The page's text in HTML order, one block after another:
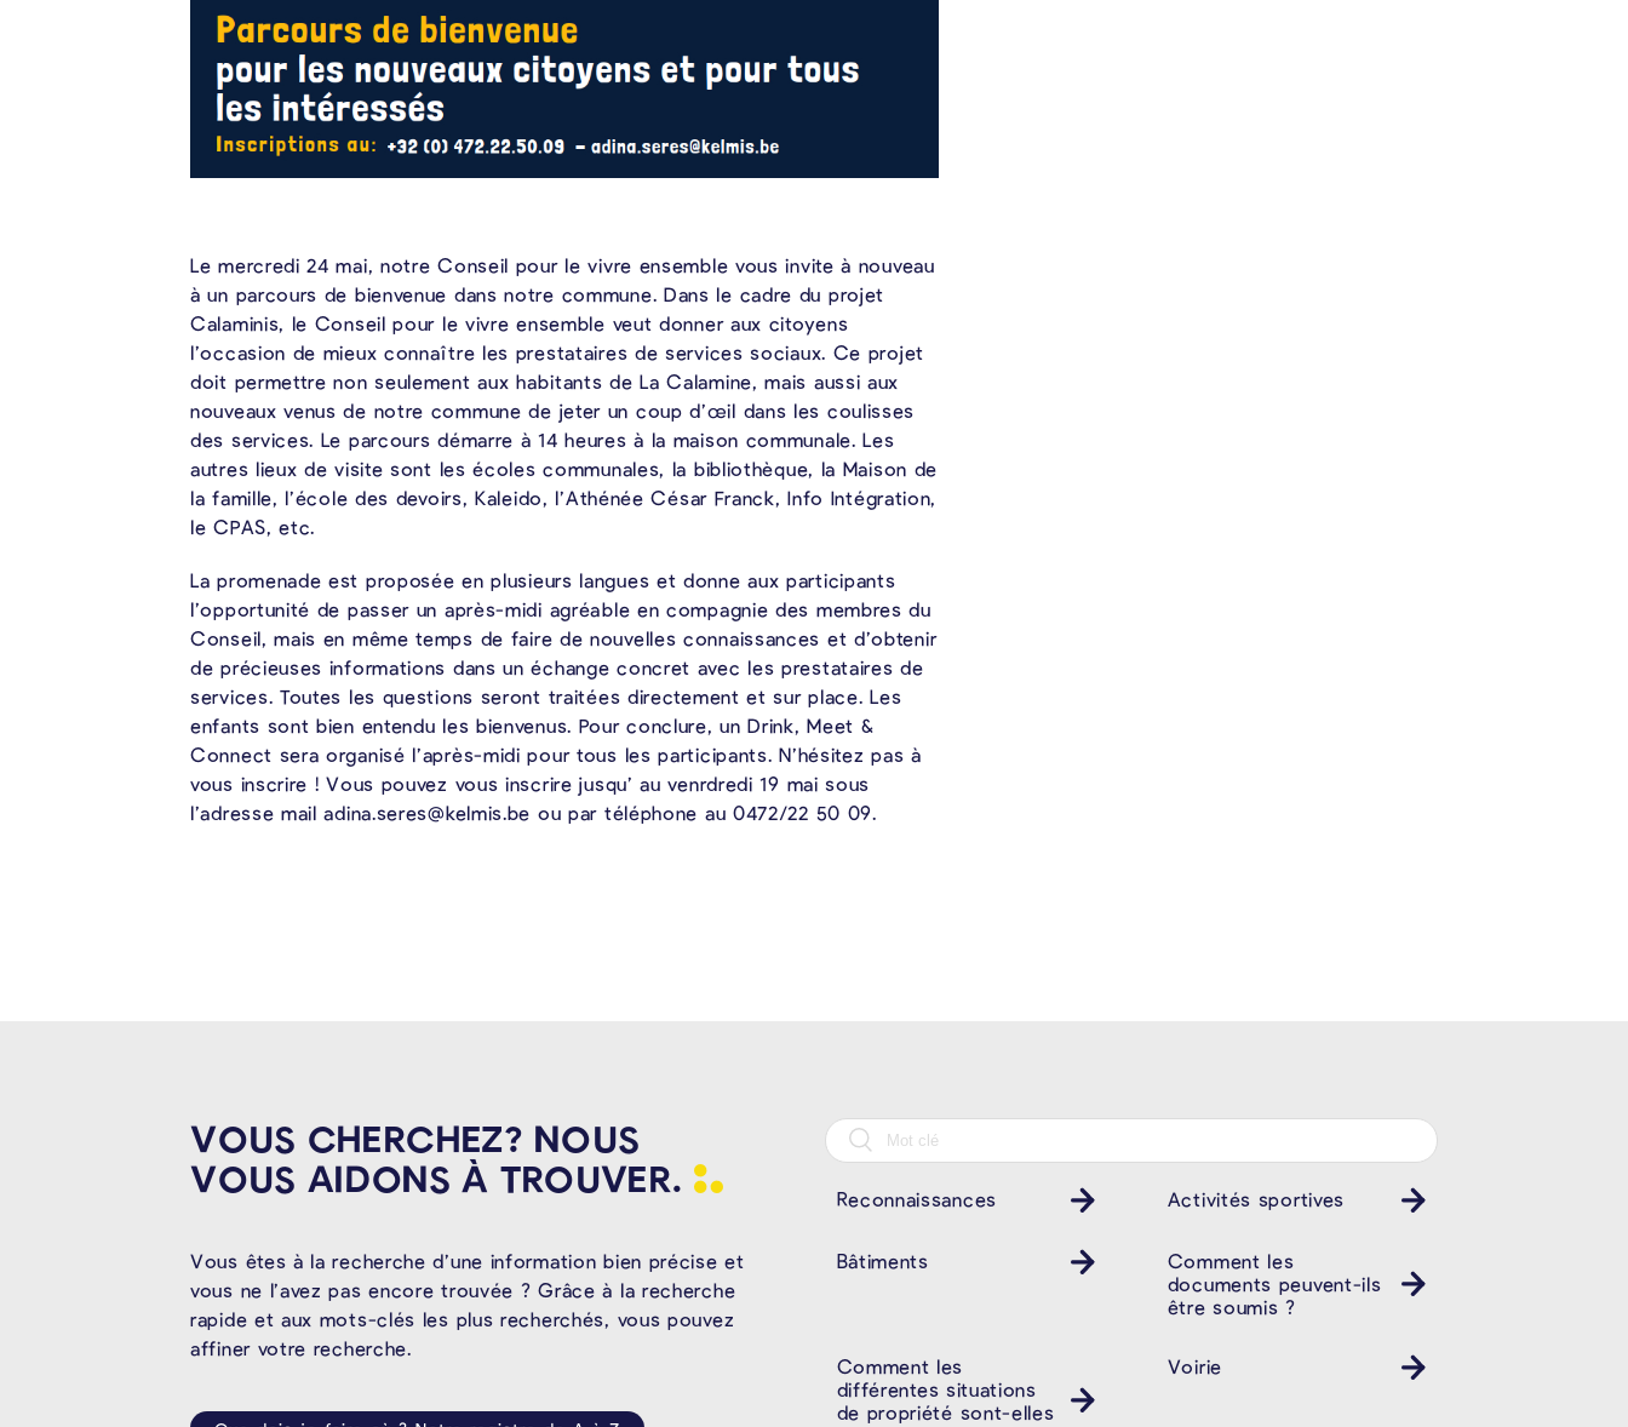
Le mercredi 24 mai, notre Conseil pour le vivre ensemble vous invite à nouveau
à un parcours de bienvenue dans notre commune. Dans le cadre du projet
Calaminis, le Conseil pour le vivre ensemble veut donner aux citoyens
l’occasion de mieux connaître les prestataires de services sociaux. Ce projet
doit permettre non seulement aux habitants de La Calamine, mais aussi aux
nouveaux venus de notre commune de jeter un coup d’œil dans les coulisses
des services. Le parcours démarre à 14 heures à la maison communale. Les
autres lieux de visite sont les écoles communales, la bibliothèque, la Maison de
la famille, l’école des devoirs, Kaleido, l’Athénée César Franck, Info Intégration,
le CPAS, etc.
La promenade est proposée en plusieurs langues et donne aux participants
l’opportunité de passer un après-midi agréable en compagnie des membres du
Conseil, mais en même temps de faire de nouvelles connaissances et d’obtenir
de précieuses informations dans un échange concret avec les prestataires de
services. Toutes les questions seront traitées directement et sur place. Les
enfants sont bien entendu les bienvenus. Pour conclure, un Drink, Meet &
Connect sera organisé l’après-midi pour tous les participants. N’hésitez pas à
vous inscrire ! Vous pouvez vous inscrire jusqu’ au venrdredi 19 mai sous
l’adresse mail adina.seres@kelmis.be ou par téléphone au 0472/22 50 09.
VOUS CHERCHEZ? NOUS
VOUS AIDONS À TROUVER.
Vous êtes à la recherche d’une information bien précise et
vous ne l’avez pas encore trouvée ? Grâce à la recherche
rapide et aux mots-clés les plus recherchés, vous pouvez
affiner votre recherche.
Reconnaissances Activités sportives
Bâtiments
Comment les
documents peuvent-ils
être soumis ?
Comment les
différentes situations
de propriété sont-elles
Voirie